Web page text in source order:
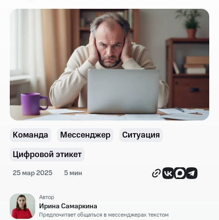
Команда Мессенджер
Ситуация
Цифровой этикет
25 мар 2025 5 мин
Автор
Ирина Самаркина
Предпочитает общаться в мессенджерах текстом